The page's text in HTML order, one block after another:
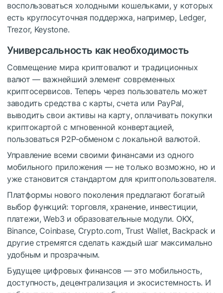
воспользоваться холодными кошельками, у которых
есть круглосуточная поддержка, например, Ledger,
Trezor, Keystone.
Универсальность как необходимость
Совмещение мира криптовалют и традиционных
валют — важнейший элемент современных
криптосервисов. Теперь через пользователь может
заводить средства с карты, счета или PayPal,
выводить свои активы на карту, оплачивать покупки
криптокартой с мгновенной конвертацией,
пользоваться P2P-обменом с локальной валютой.
Управление всеми своими финансами из одного
мобильного приложения — не только возможно, но и
уже становится стандартом для криптопользователя.
Платформы нового поколения предлагают богатый
выбор функций: торговля, хранение, инвестиции,
платежи, Web3 и образовательные модули. OKX,
Binance, Coinbase, Crypto.com, Trust Wallet, Backpack и
другие стремятся сделать каждый шаг максимально
удобным и прозрачным.
Будущее цифровых финансов — это мобильность,
доступность, децентрализация и экосистемность. И